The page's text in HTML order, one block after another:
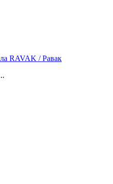
RAVAK / Равак